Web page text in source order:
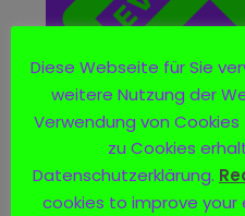
Social Media
Diese Webseite für Sie
weitere Nutzung der
Verwendung von
zu Cookies
Datenschutzerklärung.
cookies to improve your